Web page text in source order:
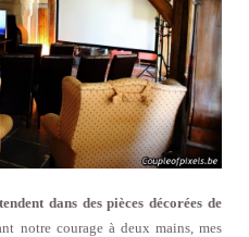
dans des pièces décorées de
notre courage à deux mains, mes